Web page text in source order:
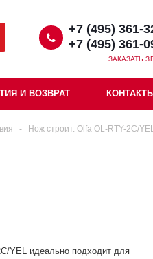
+7 (495) 361-
+7 (495) 361-
ЗАКАЗАТЬ
И ВОЗВРАТ КОНТАКТЫ
- Нож строит. Olfa OL-RTY-2C/
YEL идеально подходит для